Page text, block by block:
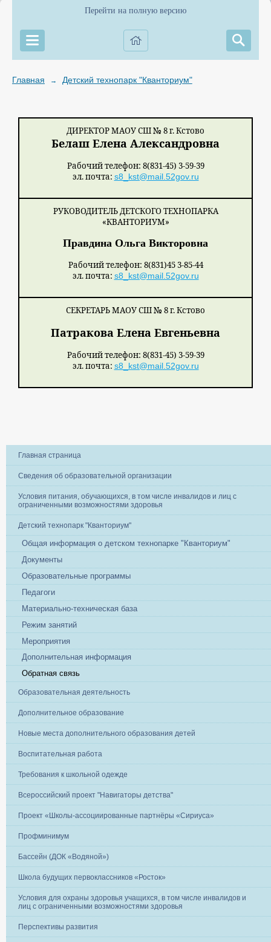
Перейти на полную версию
Главная → Детский технопарк "Кванториум"
ДИРЕКТОР МАОУ СШ № 8 г. Кстово
Белаш Елена Александровна
Рабочий телефон: 8(831-45) 3-59-39
эл. почта: s8_kst@mail.52gov.ru
РУКОВОДИТЕЛЬ ДЕТСКОГО ТЕХНОПАРКА
«КВАНТОРИУМ»
Правдина Ольга Викторовна
Рабочий телефон: 8(831)45 3-85-44
эл. почта: s8_kst@mail.52gov.ru
СЕКРЕТАРЬ МАОУ СШ № 8 г. Кстово
Патракова Елена Евгеньевна
Рабочий телефон: 8(831-45) 3-59-39
эл. почта: s8_kst@mail.52gov.ru
Главная страница
Сведения об образовательной организации
Условия питания, обучающихся, в том числе инвалидов и лиц с
ограниченными возможностями здоровья
Детский технопарк "Кванториум"
Общая информация о детском технопарке "Кванториум"
Документы
Образовательные программы
Педагоги
Материально-техническая база
Режим занятий
Мероприятия
Дополнительная информация
Обратная связь
Образовательная деятельность
Дополнительное образование
Новые места дополнительного образования детей
Воспитательная работа
Требования к школьной одежде
Всероссийский проект "Навигаторы детства"
Проект «Школы-ассоциированные партнёры «Сириуса»
Профминимум
Бассейн (ДОК «Водяной»)
Школа будущих первоклассников «Росток»
Условия для охраны здоровья учащихся, в том числе инвалидов и
лиц с ограниченными возможностями здоровья
Перспективы развития